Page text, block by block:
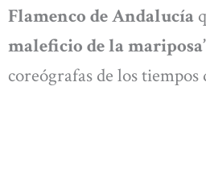
Flamenco de Andalucía
maleficio de la mariposa’
coreógrafas de los tiempos